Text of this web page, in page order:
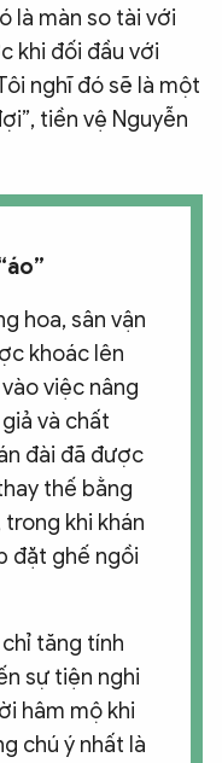
là màn so tài với
khi đối đầu với
nghĩ đó sẽ là một
tiền vệ Nguyễn
hoa, sân vận
khoác lên
việc nâng
và chất
đài đã được
thế bằng
khi khán
đặt ghế ngồi
tăng tính
sự tiện nghi
hâm mộ khi
chú ý nhất là